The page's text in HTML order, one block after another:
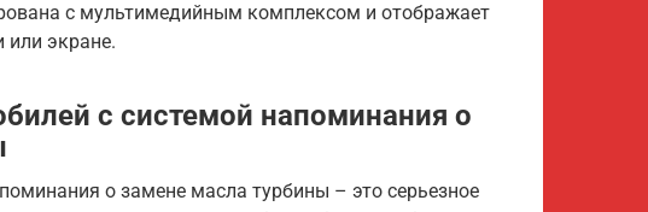
с мультимедийным комплексом и отображает
экране.
с системой напоминания о
о замене масла турбины – это серьезное